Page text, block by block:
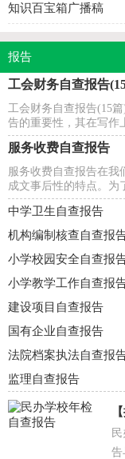
知识百宝箱广播稿
报告
工会财务自查报告
工会财务自查报告(15
告的重要性，其在写作
服务收费自查报告
服务收费自查报告在
成文事后性的特点。为
中学卫生自查报告
机构编制核查自查报
小学校园安全自查报
小学教学工作自查报
建设项目自查报告
国有企业自查报告
法院档案执法自查报
监理自查报告
告